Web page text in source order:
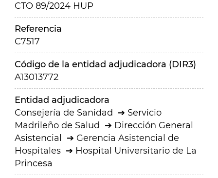
CTO 89/2024 HUP
Referencia
C7517
Código de la entidad adjudicadora (DIR3)
A13013772
Entidad adjudicadora
Consejería de Sanidad
Servicio
Madrileño de Salud
Dirección General
Asistencial
Gerencia Asistencial de
Hospitales
Hospital Universitario de La
Princesa